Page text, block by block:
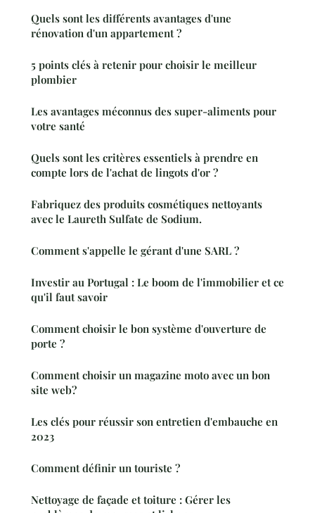
Quels sont les différents avantages d'une
rénovation d'un appartement ?
5 points clés à retenir pour choisir le meilleur
plombier
Les avantages méconnus des super-aliments pour
votre santé
Quels sont les critères essentiels à prendre en
compte lors de l'achat de lingots d'or ?
Fabriquez des produits cosmétiques nettoyants
avec le Laureth Sulfate de Sodium.
Comment s'appelle le gérant d'une SARL ?
Investir au Portugal : Le boom de l'immobilier et ce
qu'il faut savoir
Comment choisir le bon système d'ouverture de
porte ?
Comment choisir un magazine moto avec un bon
site web?
Les clés pour réussir son entretien d'embauche en
2023
Comment définir un touriste ?
Nettoyage de façade et toiture : Gérer les